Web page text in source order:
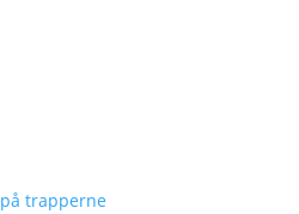
trapperne